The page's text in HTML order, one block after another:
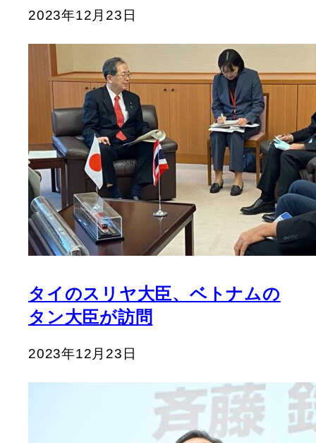
2023年12月23日
タイのスリヤ大臣、ベトナムの
タン大臣が訪問
2023年12月23日